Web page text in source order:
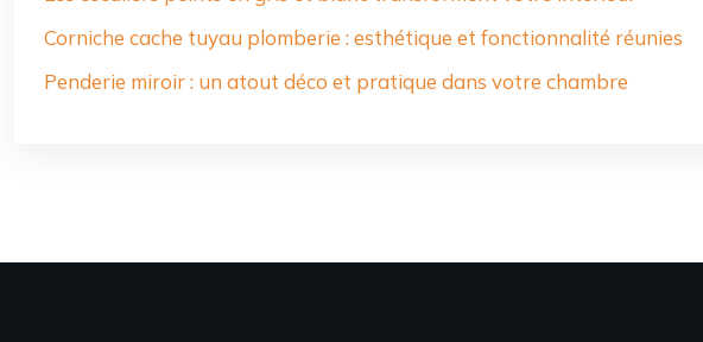
Corniche cache tuyau plomberie : esthétique et fonctionnalité réunies
Penderie miroir : un atout déco et pratique dans votre chambre